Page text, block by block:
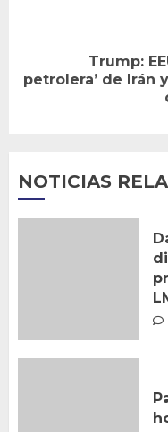
Siguiente
Trump:
petrolera’ de Irán
NOTICIAS